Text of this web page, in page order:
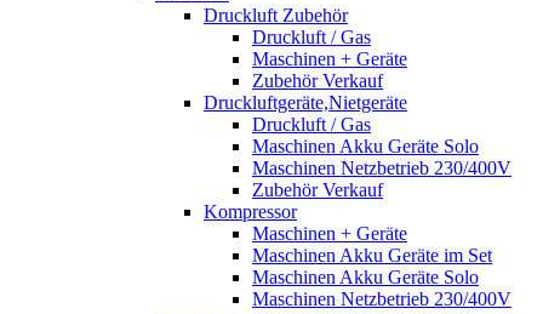
Druckluft Zubehör
Druckluft / Gas
Maschinen + Geräte
Zubehör Verkauf
Druckluftgeräte,Nietgeräte
Druckluft / Gas
Maschinen Akku Geräte Solo
Maschinen Netzbetrieb 230/400V
Zubehör Verkauf
Kompressor
Maschinen + Geräte
Maschinen Akku Geräte im Set
Maschinen Akku Geräte Solo
Maschinen Netzbetrieb 230/400V